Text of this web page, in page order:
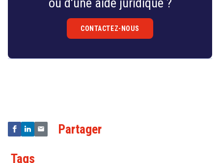
CONTACTEZ-NOUS
Partager
Tags
search